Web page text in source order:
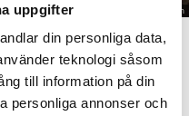
uppgifter
din personliga data,
teknologi såsom
till information på din
personliga annonser och
Foto: Hyresnämnden
läckt in genom sprickor i väggen (de